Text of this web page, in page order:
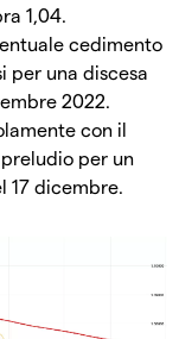
1,04.
cedimento
per una discesa
2022.
con il
per un
17 dicembre.